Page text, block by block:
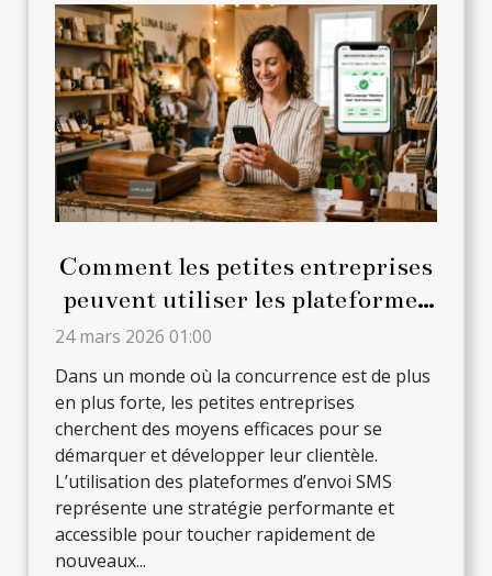
Comment les petites entreprises
peuvent utiliser les plateformes
d'envoi SMS pour augmenter
leur clientèle ?
24 mars 2026 01:00
Dans un monde où la concurrence est de plus
en plus forte, les petites entreprises
cherchent des moyens efficaces pour se
démarquer et développer leur clientèle.
L’utilisation des plateformes d’envoi SMS
représente une stratégie performante et
accessible pour toucher rapidement de
nouveaux...